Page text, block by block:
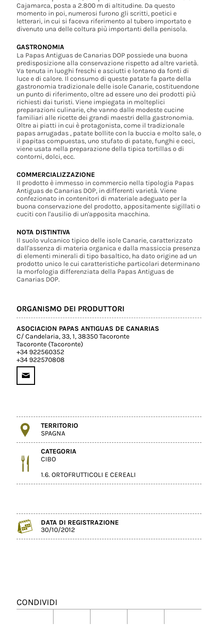
Cajamarca, posta a 2.800 m di altitudine. Da questo
momento in poi, numerosi furono gli scritti, poetici e
letterari, in cui si faceva riferimento al tubero importato e
divenuto una delle coltura più importanti della penisola.
GASTRONOMIA
La Papas Antiguas de Canarias DOP possiede una buona
predisposizione alla conservazione rispetto ad altre varietà.
Va tenuta in luoghi freschi e asciutti e lontano da fonti di
luce e di calore. Il consumo di queste patate fa parte della
gastronomia tradizionale delle isole Canarie, costituendone
un punto di riferimento, oltre ad essere uno dei prodotti più
richiesti dai turisti. Viene impiegata in molteplici
preparazioni culinarie, che vanno dalle modeste cucine
familiari alle ricette dei grandi maestri della gastronomia.
Oltre ai piatti in cui è protagonista, come il tradizionale
papas arrugadas , patate bollite con la buccia e molto sale, o
il papitas compuestas, uno stufato di patate, funghi e ceci,
viene usata nella preparazione della tipica tortillas o di
contorni, dolci, ecc.
COMMERCIALIZZAZIONE
Il prodotto è immesso in commercio nella tipologia Papas
Antiguas de Canarias DOP, in differenti varietà. Viene
confezionato in contenitori di materiale adeguato per la
buona conservazione del prodotto, appositamente sigillati o
cuciti con l'ausilio di un'apposita macchina.
NOTA DISTINTIVA
Il suolo vulcanico tipico delle isole Canarie, caratterizzato
dall'assenza di materia organica e dalla massiccia presenza
di elementi minerali di tipo basaltico, ha dato origine ad un
prodotto unico le cui caratteristiche particolari determinano
la morfologia differenziata della Papas Antiguas de
Canarias DOP.
ORGANISMO DEI PRODUTTORI
ASOCIACION PAPAS ANTIGUAS DE CANARIAS
C/ Candelaria, 33, 1, 38350 Tacoronte
Tacoronte (Tacoronte)
+34 922560352
+34 922570808
TERRITORIO
SPAGNA
CATEGORIA
CIBO
1.6. ORTOFRUTTICOLI E CEREALI
DATA DI REGISTRAZIONE
30/10/2012
CONDIVIDI